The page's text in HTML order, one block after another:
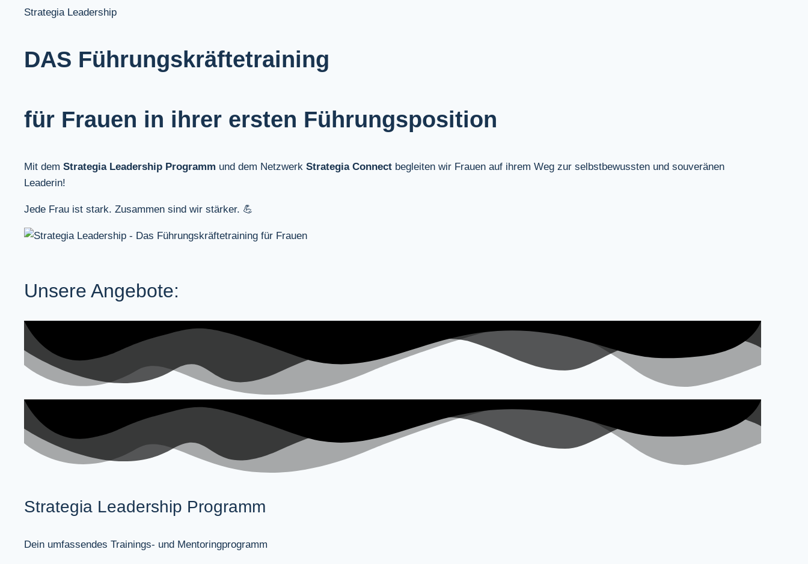
Strategia Leadership
DAS Führungskräftetraining
für Frauen in ihrer ersten Führungsposition
Mit dem Strategia Leadership Programm und dem Netzwerk Strategia Connect begleiten wir Frauen auf ihrem Weg zur selbstbewussten und souveränen
Leaderin!
Jede Frau ist stark. Zusammen sind wir stärker. 💪
Unsere Angebote:
Strategia Leadership Programm
Dein umfassendes Trainings- und Mentoringprogramm